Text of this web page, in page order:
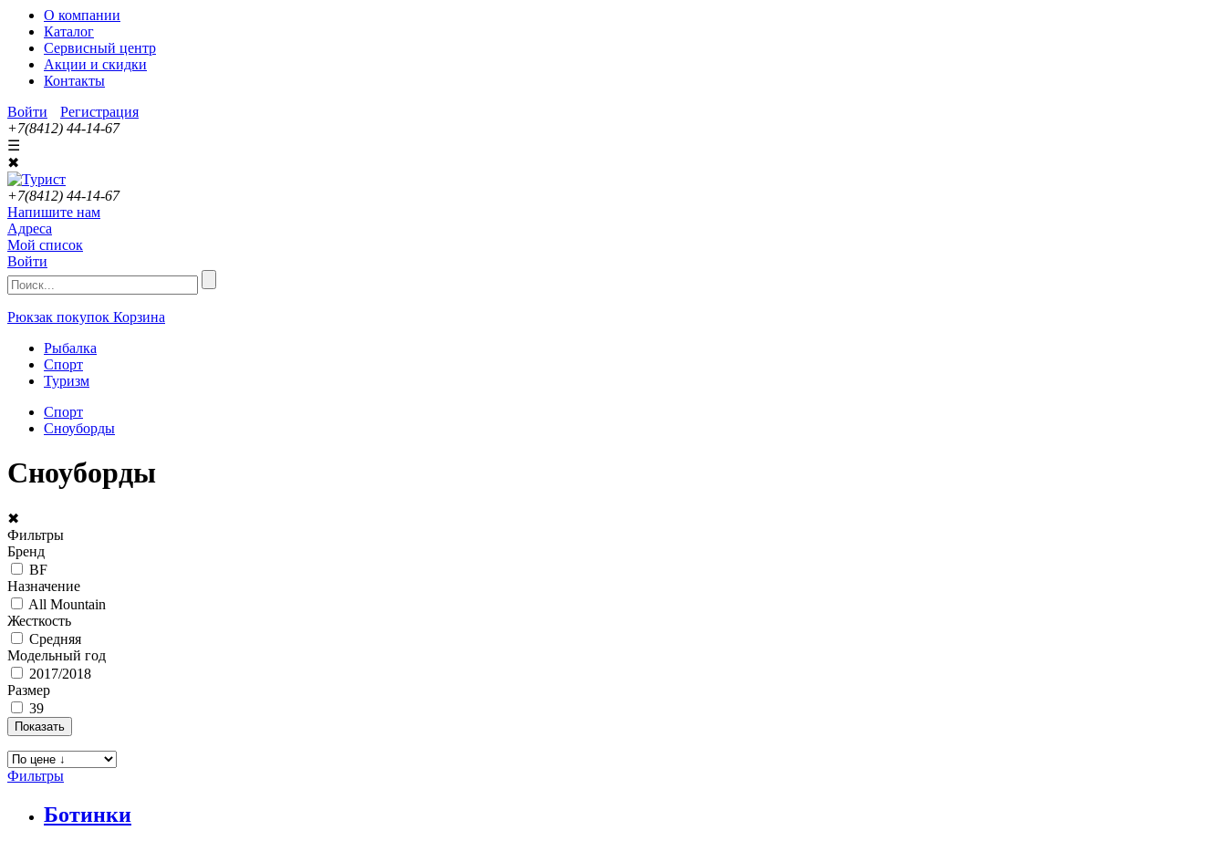
О компании
Каталог
Сервисный центр
Акции и скидки
Контакты
Войти
Регистрация
+7(8412) 44-14-67
☰
✖
+7(8412) 44-14-67
Напишите нам
Адреса
Мой список
Войти
Рюкзак покупок Корзина
Рыбалка
Спорт
Туризм
Спорт
Сноуборды
Сноуборды
✖
Фильтры
Бренд
BF
Назначение
All Mountain
Жесткость
Средняя
Модельный год
2017/2018
Размер
39
Фильтры
Ботинки